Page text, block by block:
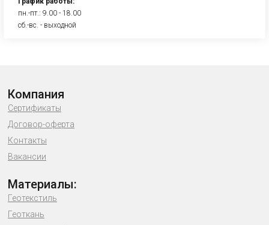
пн.-пт.: 9.00 - 18.00
сб.-вс. - выходной
Компания
Сертификаты
Договор-оферта
Контакты
Вакансии
Материалы:
Геотекстиль
Геоткань